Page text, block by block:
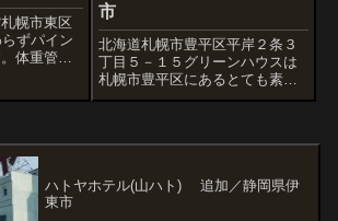
幌市東区
ずパイン
体重管理
市
北海道札幌市豊平区平岸２条３
丁目５－１５グリーンハウスは
札幌市豊平区にあるとても素敵
な喫茶店。店のロゴも、ドア
ターの壁も、カウンターの天井
小さな模様も、みー...
ハトヤホテル(山ハト) 追加／静岡県伊
東市